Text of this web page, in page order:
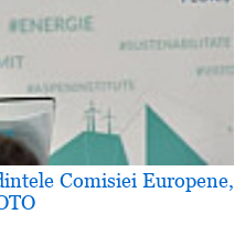
Comisiei Europene,